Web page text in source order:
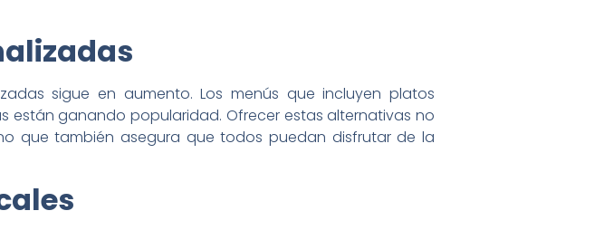
sigue en aumento. Los menús que incluyen platos
están ganando popularidad. Ofrecer estas alternativas no
que también asegura que todos puedan disfrutar de la